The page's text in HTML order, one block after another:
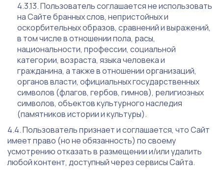
Пользователь соглашается не использовать
на Сайте бранных слов, непристойных и
оскорбительных образов, сравнений и выражений,
в том числе в отношении пола, расы,
национальности, профессии, социальной
категории, возраста, языка человека и
гражданина, а также в отношении организаций,
органов власти, официальных государственных
символов (флагов, гербов, гимнов), религиозных
символов, объектов культурного наследия
(памятников истории и культуры).
Пользователь признает и соглашается, что Сайт
имеет право (но не обязанность) по своему
усмотрению отказать в размещении и/или удалить
любой контент, доступный через сервисы Сайта.